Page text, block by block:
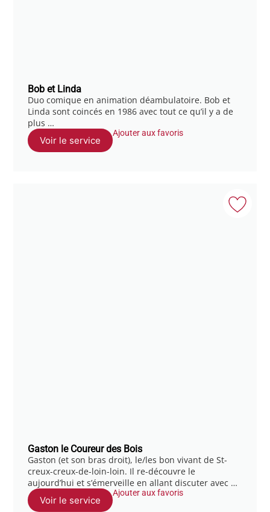
Bob et Linda
Duo comique en animation déambulatoire. Bob et
Linda sont coincés en 1986 avec tout ce qu’il y a de
plus …
Voir le service
Ajouter aux favoris
Gaston le Coureur des Bois
Gaston (et son bras droit), le/les bon vivant de St-
creux-creux-de-loin-loin. Il re-découvre le
aujourd’hui et s’émerveille en allant discuter avec …
Voir le service
Ajouter aux favoris